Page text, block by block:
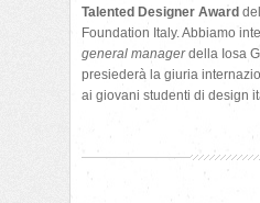
Talented Designer Award
Foundation Italy. Abbiamo
general managerdella Iosa
presiederà la giuria
ai giovani studenti di design